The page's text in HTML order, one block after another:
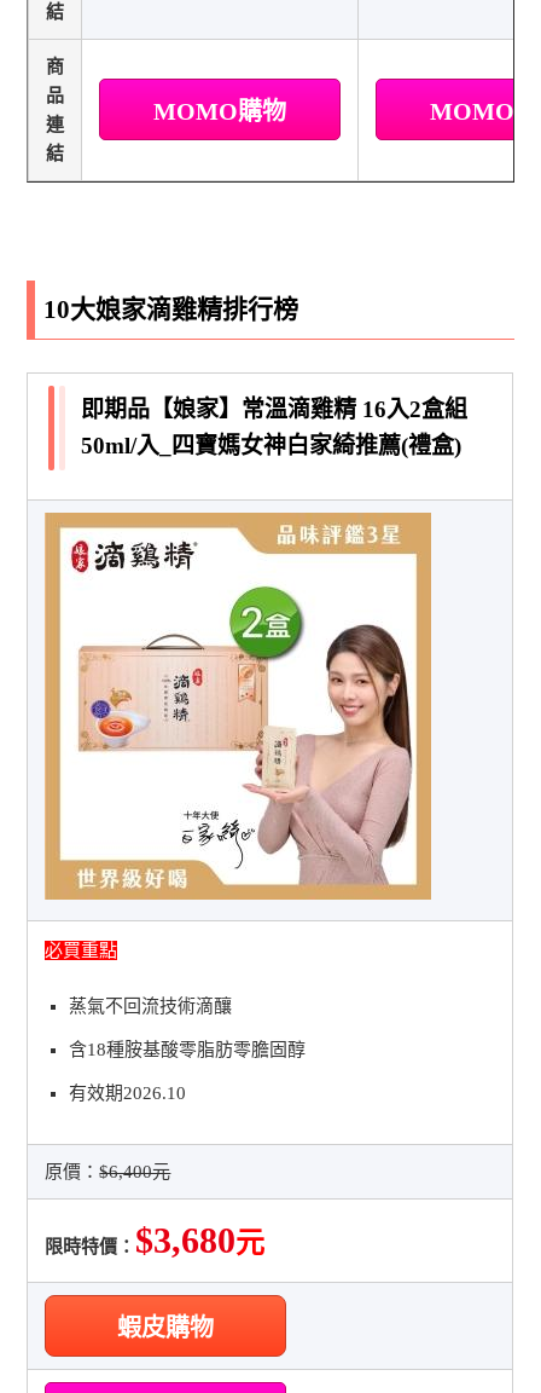
結
商
品
連
結
MOMO購物 MOMO
10大娘家滴雞精排行榜
即期品【娘家】常溫滴雞精 16入2盒組
50ml/入_四寶媽女神白家綺推薦(禮盒)
必買重點
蒸氣不回流技術滴釀
含18種胺基酸零脂肪零膽固醇
有效期2026.10
原價：$6,400元
限時特價： $3,680元
蝦皮購物